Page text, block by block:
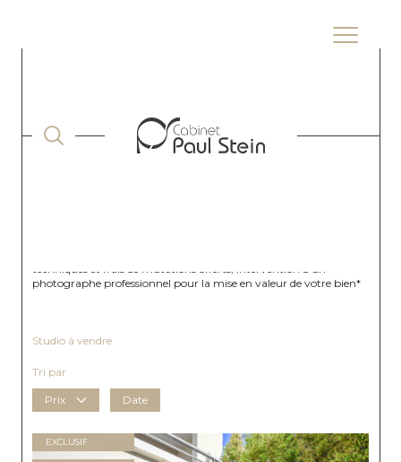
BOUCHES DU RHONE
techniques et frais de mutations offerts, intervention d'un
photographe professionnel pour la mise en valeur de votre bien*
Studio à vendre
Tri par
Prix Date
EXCLUSIF